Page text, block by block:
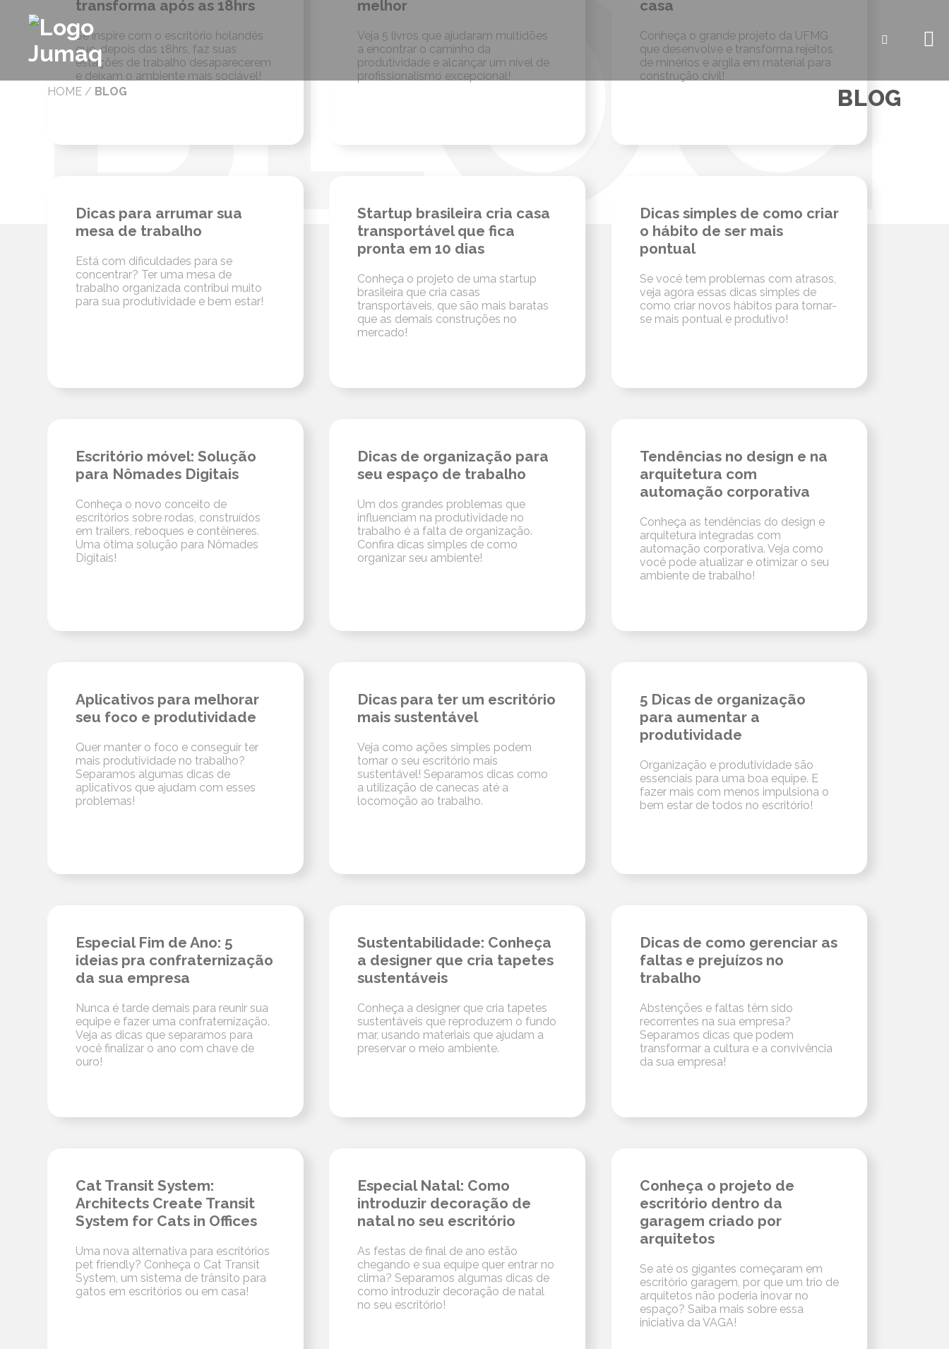
HOME / BLOG BLOG
transforma após as 18hrs
Se inspire com o escritório holandês
que, depois das 18hrs, faz suas
estações de trabalho desaparecerem
e deixam o ambiente mais sociável!
melhor
Veja 5 livros que ajudaram multidões
a encontrar o caminho da
produtividade e alcançar um nível de
profissionalismo excepcional!
casa
Conheça o grande projeto da UFMG
que desenvolve e transforma rejeitos
de minérios e argila em material para
construção civil!
Dicas para arrumar sua
mesa de trabalho
Está com dificuldades para se
concentrar? Ter uma mesa de
trabalho organizada contribui muito
para sua produtividade e bem estar!
Startup brasileira cria casa
transportável que fica
pronta em 10 dias
Conheça o projeto de uma startup
brasileira que cria casas
transportáveis, que são mais baratas
que as demais construções no
mercado!
Dicas simples de como criar
o hábito de ser mais
pontual
Se você tem problemas com atrasos,
veja agora essas dicas simples de
como criar novos hábitos para tornar-
se mais pontual e produtivo!
Escritório móvel: Solução
para Nômades Digitais
Conheça o novo conceito de
escritórios sobre rodas, construídos
em trailers, reboques e contêineres.
Uma ótima solução para Nômades
Digitais!
Dicas de organização para
seu espaço de trabalho
Um dos grandes problemas que
influenciam na produtividade no
trabalho é a falta de organização.
Confira dicas simples de como
organizar seu ambiente!
Tendências no design e na
arquitetura com
automação corporativa
Conheça as tendências do design e
arquitetura integradas com
automação corporativa. Veja como
você pode atualizar e otimizar o seu
ambiente de trabalho!
Aplicativos para melhorar
seu foco e produtividade
Quer manter o foco e conseguir ter
mais produtividade no trabalho?
Separamos algumas dicas de
aplicativos que ajudam com esses
problemas!
Dicas para ter um escritório
mais sustentável
Veja como ações simples podem
tornar o seu escritório mais
sustentável! Separamos dicas como
a utilização de canecas até a
locomoção ao trabalho.
5 Dicas de organização
para aumentar a
produtividade
Organização e produtividade são
essenciais para uma boa equipe. E
fazer mais com menos impulsiona o
bem estar de todos no escritório!
Especial Fim de Ano: 5
ideias pra confraternização
da sua empresa
Nunca é tarde demais para reunir sua
equipe e fazer uma confraternização.
Veja as dicas que separamos para
você finalizar o ano com chave de
ouro!
Sustentabilidade: Conheça
a designer que cria tapetes
sustentáveis
Conheça a designer que cria tapetes
sustentáveis que reproduzem o fundo
mar, usando materiais que ajudam a
preservar o meio ambiente.
Dicas de como gerenciar as
faltas e prejuízos no
trabalho
Abstenções e faltas têm sido
recorrentes na sua empresa?
Separamos dicas que podem
transformar a cultura e a convivência
da sua empresa!
Cat Transit System:
Architects Create Transit
System for Cats in Offices
Uma nova alternativa para escritórios
pet friendly? Conheça o Cat Transit
System, um sistema de trânsito para
gatos em escritórios ou em casa!
Especial Natal: Como
introduzir decoração de
natal no seu escritório
As festas de final de ano estão
chegando e sua equipe quer entrar no
clima? Separamos algumas dicas de
como introduzir decoração de natal
no seu escritório!
Conheça o projeto de
escritório dentro da
garagem criado por
arquitetos
Se até os gigantes começaram em
escritório garagem, por que um trio de
arquitetos não poderia inovar no
espaço? Saiba mais sobre essa
iniciativa da VAGA!